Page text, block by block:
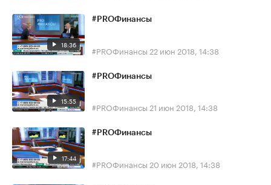
18:36
#PROФинансы
#PROФинансы 22 июн 2018, 14:38
15:55
#PROФинансы
#PROФинансы 21 июн 2018, 14:38
17:44
#PROФинансы
#PROФинансы 20 июн 2018, 14:38